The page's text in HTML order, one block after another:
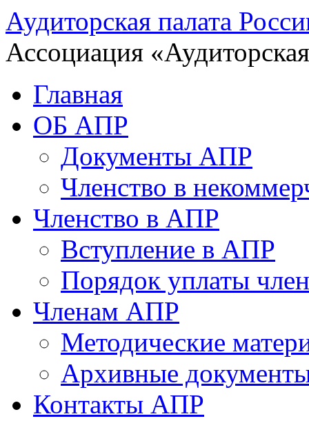
Аудиторская палата
Ассоциация
Главная
ОБ АПР
Документы АПР
Членство в
Членство в АПР
Вступление в АПР
Порядок уплаты
Членам АПР
Методические
Архивные
Контакты АПР